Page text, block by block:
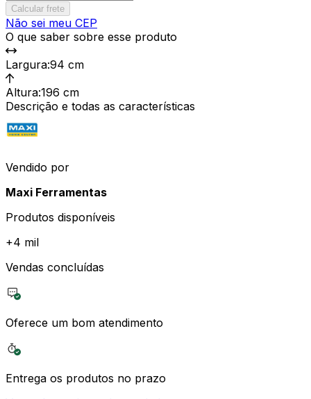
Calcular frete
Não sei meu CEP
O que saber sobre esse produto
Largura:94 cm
Altura:196 cm
Descrição e todas as características
Vendido por
Maxi Ferramentas
Produtos disponíveis
+4 mil
Vendas concluídas
Oferece um bom atendimento
Entrega os produtos no prazo